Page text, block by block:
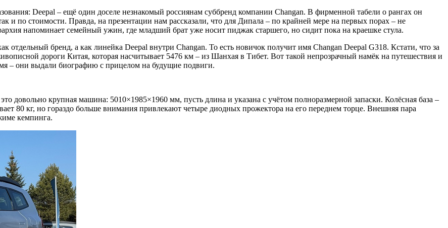
Deepal – ещё один доселе незнакомый россиянам суббренд компании Changan. В фирменной табели о рангах он
и по стоимости. Правда, на презентации нам рассказали, что для Дипала – по крайней мере на первых порах – не
напоминает семейный ужин, где младший брат уже носит пиджак старшего, но сидит пока на краешке стула.
отдельный бренд, а как линейка Deepal внутри Changan. То есть новичок получит имя Changan Deepal G318. Кстати, что за
дороги Китая, которая насчитывает 5476 км – из Шанхая в Тибет. Вот такой непрозрачный намёк на путешествия и
– они выдали биографию с прицелом на будущие подвиги.
довольно крупная машина: 5010×1985×1960 мм, пусть длина и указана с учётом полноразмерной запаски. Колёсная база –
80 кг, но гораздо больше внимания привлекают четыре диодных прожектора на его переднем торце. Внешняя пара
кемпинга.